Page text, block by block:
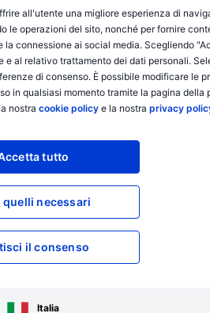
all'utente una migliore esperienza di
le operazioni del sito, nonché per fornire
connessione ai social media. Scegliendo
al relativo trattamento dei dati personali.
di consenso. È possibile modificare le
in qualsiasi momento tramite la pagina della
nostra cookie policye la nostra privacy
tutto
quelli necessari
il consenso
Italia
BG SAXO Investor
App iOS (iPhone e iPad)
App Android (telefono e tablet)
Accesso alla versione web
BG SAXO Trader